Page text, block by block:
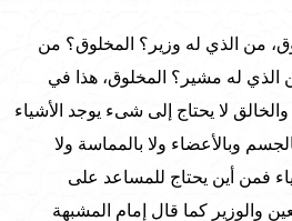
من الذي له وزير؟ المخلوق؟ من
الذي له مشير؟ المخلوق، هذا في
لا يحتاج إلى شىء يوجد الأشياء
وبالأعضاء ولا بالمماسة ولا
فمن أين يحتاج للمساعد على
والوزير كما قال إمام المشبهة